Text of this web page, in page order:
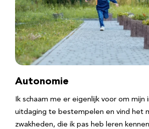
Autonomie
Ik schaam me er eigenlijk voor om mijn
uitdaging te bestempelen en vind het
zwakheden, die ik pas heb leren